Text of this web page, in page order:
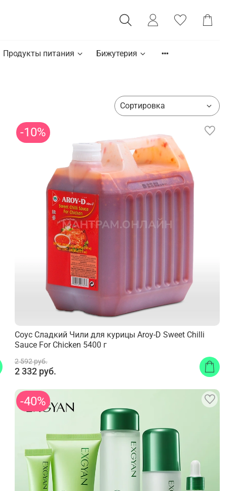
Продукты питания Бижутерия
-10%
Соус Сладкий Чили для курицы Aroy-D Sweet Chilli
Sauce For Chicken 5400 г
2 592 руб.
2 332 руб.
-40%